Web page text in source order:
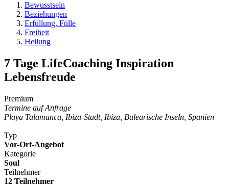
Bewusstsein
Beziehungen
Erfüllung, Fülle
Freiheit
Heilung
7 Tage LifeCoaching Inspiration
Lebensfreude
Premium
Termine auf Anfrage
Playa Talamanca, Ibiza-Stadt, Ibiza, Balearische Inseln, Spanien
Typ
Vor-Ort-Angebot
Kategorie
Soul
Teilnehmer
12 Teilnehmer